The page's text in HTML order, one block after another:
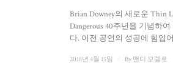
Brian Downey의 새로운 Thin
Dangerous 40주년을 기념하
다. 이전 공연의 성공에 힘입
2018년 4월 13일 By 맨디 모렐로